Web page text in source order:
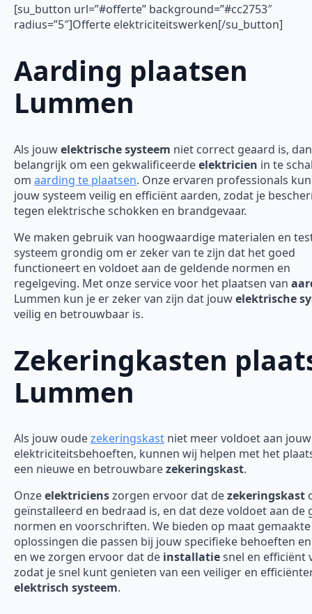
[su_button url=”#offerte” background=”#cc2753″
radius=”5″]Offerte elektriciteitswerken[/su_button]
Aarding plaatsen
Lummen
Als jouwelektrische systeem niet correct geaard is,
belangrijk om een gekwalificeerdeelektricien in te
om aarding te plaatsen. Onze ervaren professionals
jouw systeem veilig en efficiënt aarden, zodat je
tegen elektrische schokken en brandgevaar.
We maken gebruik van hoogwaardige materialen en
systeem grondig om er zeker van te zijn dat het goed
functioneert en voldoet aan de geldende normen en
regelgeving. Met onze service voor het plaatsen van
Lummen kun je er zeker van zijn dat jouwelektrische
veilig en betrouwbaar is.
Zekeringkasten
Lummen
Als jouw oudezekeringskast niet meer voldoet aan jouw
elektriciteitsbehoeften, kunnen wij helpen met het
een nieuwe en betrouwbarezekeringskast.
Onzeelektricienszorgen ervoor dat dezekeringskast
geïnstalleerd en bedraad is, en dat deze voldoet aan de
normen en voorschriften. We bieden op maat gemaakte
oplossingen die passen bij jouw specifieke behoeften
en we zorgen ervoor dat de installatiesnel en efficiënt
zodat je snel kunt genieten van een veiliger en
elektrisch systeem.